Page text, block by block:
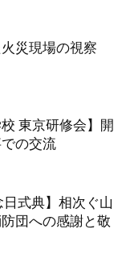
災現場の視察
東京研修会】開
の交流
日式典】相次ぐ山
団への感謝と敬